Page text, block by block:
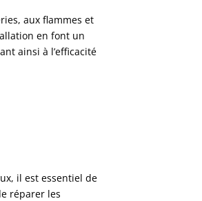
aux flammes et
en font un
ainsi à l’efficacité
il est essentiel de
réparer les